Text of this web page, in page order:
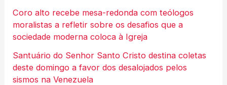
Coro alto recebe mesa-redonda com teólogos
moralistas a refletir sobre os desafios que a
sociedade moderna coloca à Igreja
Santuário do Senhor Santo Cristo destina coletas
deste domingo a favor dos desalojados pelos
sismos na Venezuela